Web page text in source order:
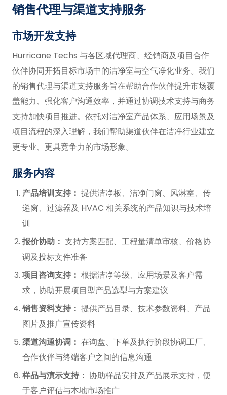
销售代理与渠道支持服务
市场开发支持
Hurricane Techs 与各区域代理商、经销商及项目合作
伙伴协同开拓目标市场中的洁净室与空气净化业务。我们
的销售代理与渠道支持服务旨在帮助合作伙伴提升市场覆
盖能力、强化客户沟通效率，并通过协调技术支持与商务
支持加快项目推进。依托对洁净室产品体系、应用场景及
项目流程的深入理解，我们帮助渠道伙伴在洁净行业建立
更专业、更具竞争力的市场形象。
服务内容
产品培训支持： 提供洁净板、洁净门窗、风淋室、传
递窗、过滤器及 HVAC 相关系统的产品知识与技术培
训
报价协助： 支持方案匹配、工程量清单审核、价格协
调及投标文件准备
项目咨询支持： 根据洁净等级、应用场景及客户需
求，协助开展项目型产品选型与方案建议
销售资料支持： 提供产品目录、技术参数资料、产品
图片及推广宣传资料
渠道沟通协调： 在询盘、下单及执行阶段协调工厂、
合作伙伴与终端客户之间的信息沟通
样品与演示支持： 协助样品安排及产品展示支持，便
于客户评估与本地市场推广